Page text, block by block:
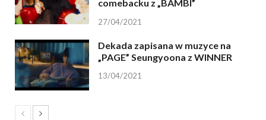
comebacku z „BAMBI”
27/04/2021
Dekada zapisana w muzyce na
„PAGE” Seungyoona z WINNER
13/04/2021